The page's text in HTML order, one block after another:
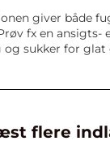
giver både
fx en ansigts-
og sukker for glat
flere